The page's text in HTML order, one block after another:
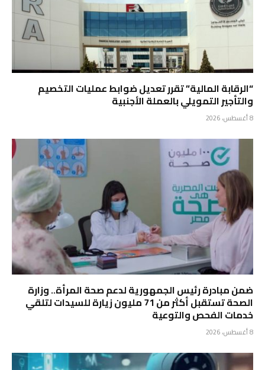
“الرقابة المالية” تقرر تعديل ضوابط عمليات التخصيم
والتأجير التمويلي بالعملة الأجنبية
8 أغسطس، 2026
ضمن مبادرة رئيس الجمهورية لدعم صحة المرأة.. وزارة
الصحة تستقبل أكثر من 71 مليون زيارة للسيدات لتلقي
خدمات الفحص والتوعية
8 أغسطس، 2026